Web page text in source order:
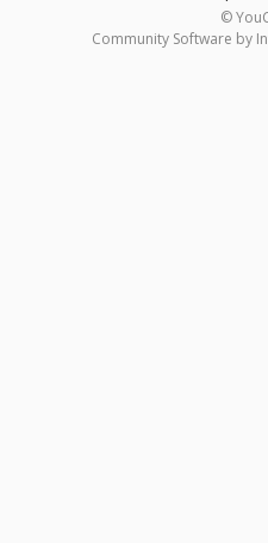
©
Community Software by